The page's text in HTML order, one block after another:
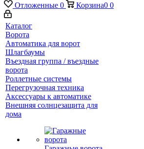
Отложенные 0 Корзина0 0
Каталог
Ворота
Автоматика для ворот
Шлагбаумы
Въездная группа / въездные
ворота
Роллетные системы
Перегрузочная техника
Аксессуары к автоматике
Внешняя солнцезащита для
дома